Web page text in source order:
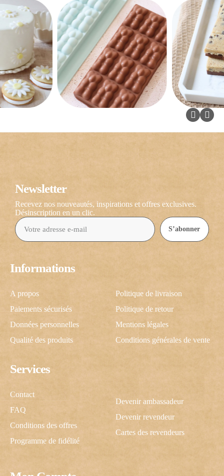
Services
Contact
FAQ
Conditions des offres
Programme de fidélité
Devenir ambassadeur
Devenir revendeur
Cartes des revendeurs
Informations
A propos
Paiements sécurisés
Données personnelles
Qualité des produits
Politique de livraison
Politique de retour
Mentions légales
Conditions générales de vente
Newsletter
Recevez nos nouveautés, inspirations et offres exclusives.
Désinscription en un clic.
S’abonner